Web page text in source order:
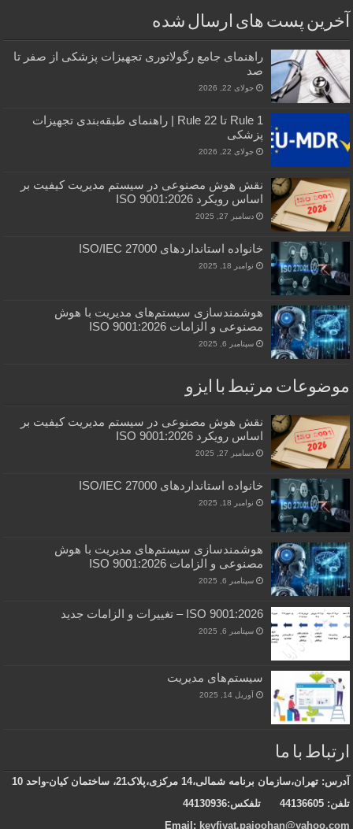
آخرین پست های ارسال شده
راهنمای جامع رگولاتوری تجهیزات پزشکی از صفر تا
صد
جولای 22, 2026
Rule 1 تا Rule 22 | راهنمای طبقه‌بندی تجهیزات
پزشکی
جولای 22, 2026
نقش هوش مصنوعی در سیستم مدیریت کیفیت بر
اساس رویکرد ISO 9001:2026
دسامبر 27, 2025
خانواده استانداردهای ISO/IEC 27000
نوامبر 18, 2025
هوشمندسازی سیستم‌های مدیریت با هوش
مصنوعی و الزامات ISO 9001:2026
سپتامبر 6, 2025
موضوعات مرتبط با ایزو
نقش هوش مصنوعی در سیستم مدیریت کیفیت بر
اساس رویکرد ISO 9001:2026
دسامبر 27, 2025
خانواده استانداردهای ISO/IEC 27000
نوامبر 18, 2025
هوشمندسازی سیستم‌های مدیریت با هوش
مصنوعی و الزامات ISO 9001:2026
سپتامبر 6, 2025
ISO 9001:2026 – تغییرات و الزامات جدید
سپتامبر 6, 2025
سیستم‌های مدیریت
آوریل 14, 2025
ارتباط با ما
آدرس: تهران،سازمان برنامه شمالی،14 مرکزی،پلاک21، ساختمان کیان-واحد 10
تلفن:44136605
تلفکس:44130936
Email: keyfiyat.pajoohan@yahoo.com